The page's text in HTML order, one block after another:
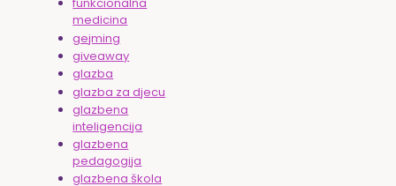
funkcionalna
medicina
gejming
giveaway
glazba
glazba za djecu
glazbena
inteligencija
glazbena
pedagogija
glazbena škola